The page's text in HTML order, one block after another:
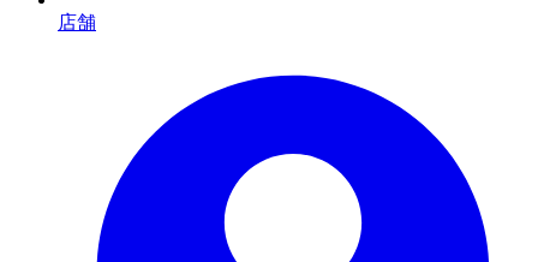
店舗